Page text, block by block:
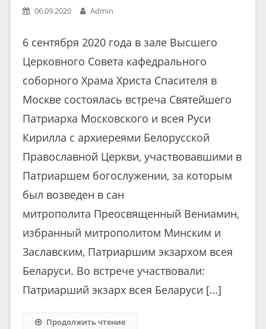
06.09.2020 Admin
6 сентября 2020 года в зале Высшего
Церковного Совета кафедрального
соборного Храма Христа Спасителя в
Москве состоялась встреча Святейшего
Патриарха Московского и всея Руси
Кирилла с архиереями Белорусской
Православной Церкви, участвовавшими в
Патриаршем богослужении, за которым
был возведен в сан
митрополита Преосвященный Вениамин,
избранный митрополитом Минским и
Заславским, Патриаршим экзархом всея
Беларуси. Во встрече участвовали:
Патриарший экзарх всея Беларуси […]
Продолжить чтение